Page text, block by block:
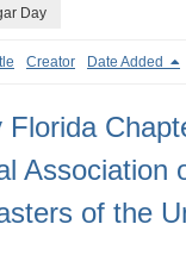
Day
Creator Date Added
Florida
Association
of the